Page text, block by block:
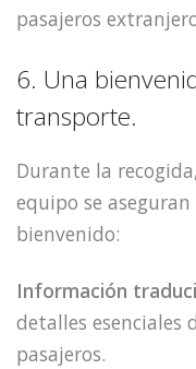
pasajeros
6. Una
transporte.
Durante la
equipo se
bienvenido:
Información
detalles esenciales
pasajeros.